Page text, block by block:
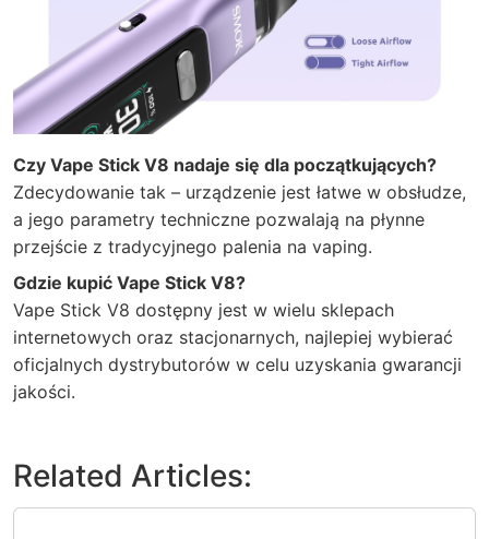
Czy Vape Stick V8 nadaje się dla początkujących?
Zdecydowanie tak – urządzenie jest łatwe w obsłudze,
a jego parametry techniczne pozwalają na płynne
przejście z tradycyjnego palenia na vaping.
Gdzie kupić Vape Stick V8?
Vape Stick V8 dostępny jest w wielu sklepach
internetowych oraz stacjonarnych, najlepiej wybierać
oficjalnych dystrybutorów w celu uzyskania gwarancji
jakości.
Related Articles: